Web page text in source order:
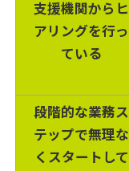
支援機関からヒ
アリングを行っ
ている
段階的な業務ス
テップで無理な
くスタートして